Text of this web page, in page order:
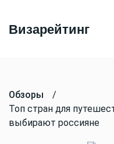
Визарейтинг
Обзоры
/
Топ стран для
выбирают россияне